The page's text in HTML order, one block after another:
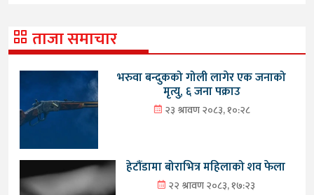
ताजा समाचार
भरुवा बन्दुकको गोली लागेर एक जनाको
मृत्यु, ६ जना पक्राउ
२३ श्रावण २०८३, १०:२८
हेटौंडामा बोराभित्र महिलाको शव फेला
२२ श्रावण २०८३, १७:२३